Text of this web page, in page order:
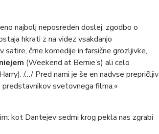
najbolj neposreden doslej: zgodbo o
hkrati z na videz vsakdanjo
črne komedije in farsične grozljivke,
(Weekend at Bernie’s) ali celo
/…/ Pred nami je še en nadvse prepričljiv
predstavnikov svetovnega filma.«
kot Dantejev sedmi krog pekla nas zgrabi